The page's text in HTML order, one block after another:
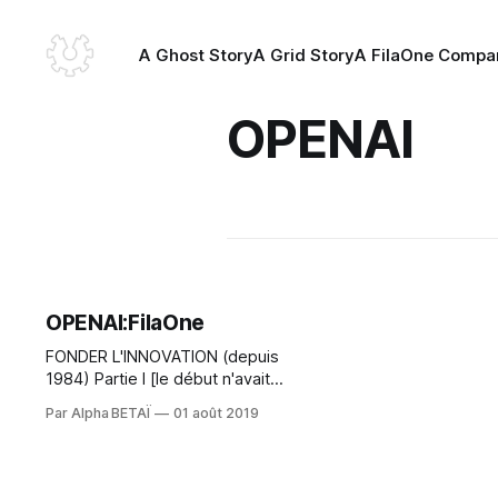
A Ghost StoryA Grid StoryA FilaOne
OPENAI
OPENAI:FilaOne
FONDER L'INNOVATION (depuis
1984) Partie I [le début n'avait
même pas 2 fin.s] : The Book of.f
MandaloriÂn.e Studio d'innovation
Par Alpha BETAÏ 01 août 2019